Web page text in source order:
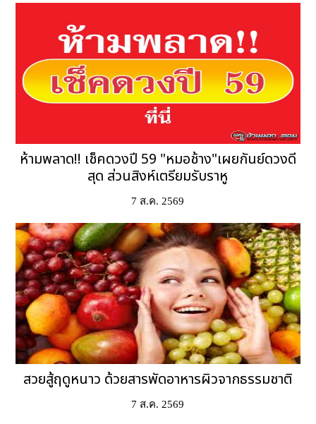
ห้ามพลาด!! เช็คดวงปี 59 "หมอช้าง"เผยกันย์ดวงดี
สุด ส่วนสิงห์เตรียมรับราหู
7 ส.ค. 2569
สวยสู้ฤดูหนาว ด้วยสารพัดอาหารผิวจากธรรมชาติ
7 ส.ค. 2569